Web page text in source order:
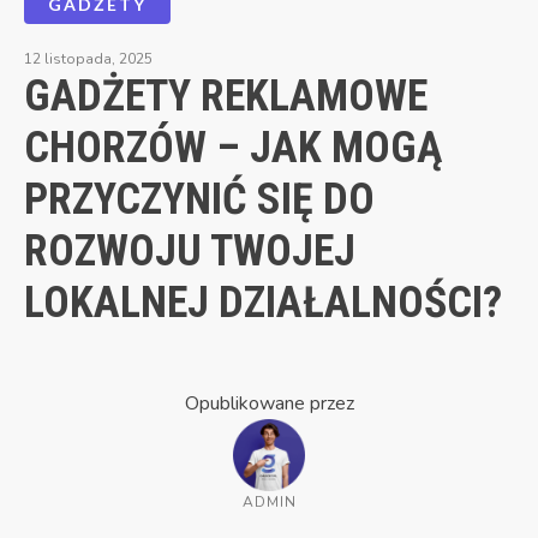
12 listopada, 2025
GADŻETY REKLAMOWE
CHORZÓW – JAK MOGĄ
PRZYCZYNIĆ SIĘ DO
ROZWOJU TWOJEJ
LOKALNEJ DZIAŁALNOŚCI?
Opublikowane przez
ADMIN